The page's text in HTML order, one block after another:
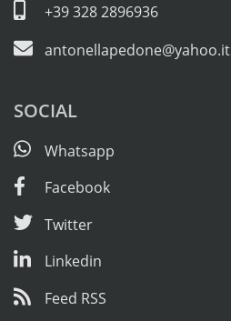
+39 328 2896936
antonellapedone@yahoo.it
SOCIAL
Whatsapp
Facebook
Twitter
Linkedin
Feed RSS